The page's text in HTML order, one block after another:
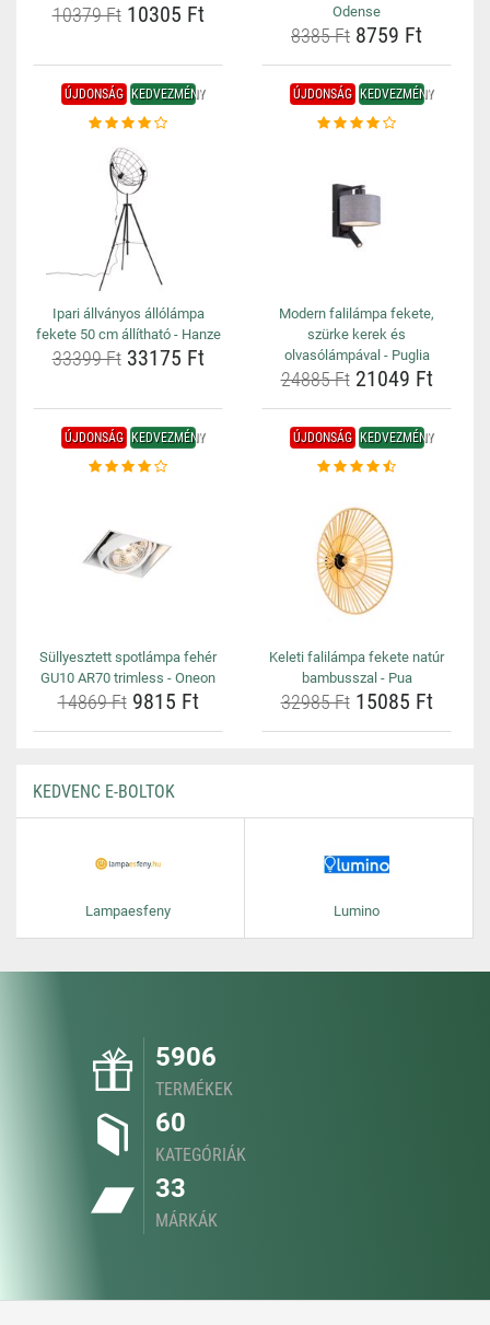
10379 Ft10305 Ft
Odense
8385 Ft 8759 Ft
ÚJDONSÁG KEDVEZMÉNY
Ipari állványos állólámpa
fekete 50 cm állítható - Hanze
33399 Ft33175 Ft
ÚJDONSÁG KEDVEZMÉNY
Modern falilámpa fekete,
szürke kerek és
olvasólámpával - Puglia
24885 Ft21049 Ft
ÚJDONSÁG KEDVEZMÉNY
Süllyesztett spotlámpa fehér
GU10 AR70 trimless - Oneon
14869 Ft9815 Ft
ÚJDONSÁG KEDVEZMÉNY
Keleti falilámpa fekete natúr
bambusszal - Pua
32985 Ft15085 Ft
KEDVENC E-BOLTOK
Lampaesfeny Lumino
5906
TERMÉKEK
60
KATEGÓRIÁK
33
MÁRKÁK